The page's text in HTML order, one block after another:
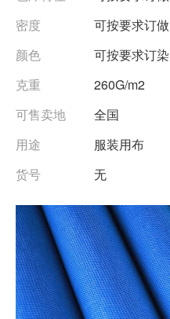
密度
可按要求订做
颜色
可按要求订染
克重
260G/m2
可售卖地
全国
用途
服装用布
货号
无